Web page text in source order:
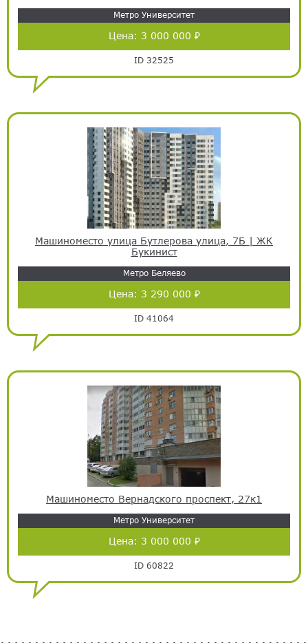
Метро Университет
Цена: 3 000 000 ₽
ID 32525
Машиноместо улица Бутлерова улица, 7Б | ЖК
Букинист
Метро Беляево
Цена: 3 290 000 ₽
ID 41064
Машиноместо Вернадского проспект, 27к1
Метро Университет
Цена: 3 000 000 ₽
ID 60822